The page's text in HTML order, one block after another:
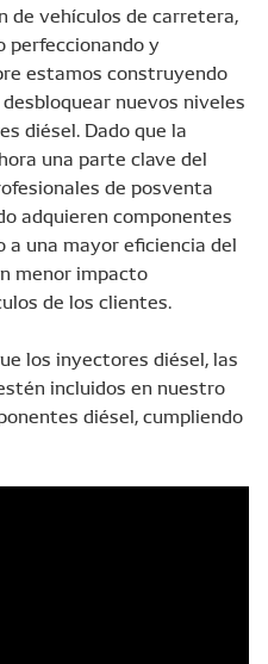
de vehículos de carretera,
perfeccionando y
estamos construyendo
nuevos niveles
diésel. Dado que la
una parte clave del
de posventa
adquieren componentes
a una mayor eficiencia del
menor impacto
de los clientes.
los inyectores diésel, las
incluidos en nuestro
diésel, cumpliendo